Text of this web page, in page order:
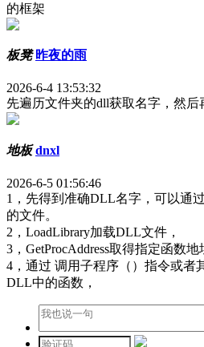
的框架
板凳 昨夜的雨
2026-6-4 13:53:32
先遍历文件夹的dll获取名字，然
地板 dnxl
2026-6-5 01:56:46
1，先得到准确DLL名字，可以通
的文件。
2，LoadLibrary加载DLL文件，
3，GetProcAddress取得指定函数地
4，通过 调用子程序（）指令或者
DLL中的函数，